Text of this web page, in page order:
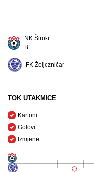
NK Široki
B.
FK Željezničar
TOK UTAKMICE
Kartoni
Golovi
Izmjene